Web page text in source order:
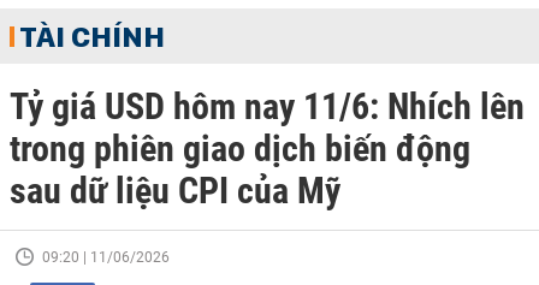
TÀI CHÍNH
Tỷ giá USD hôm nay 11/6: Nhích lên
trong phiên giao dịch biến động
sau dữ liệu CPI của Mỹ
09:20 | 11/06/2026